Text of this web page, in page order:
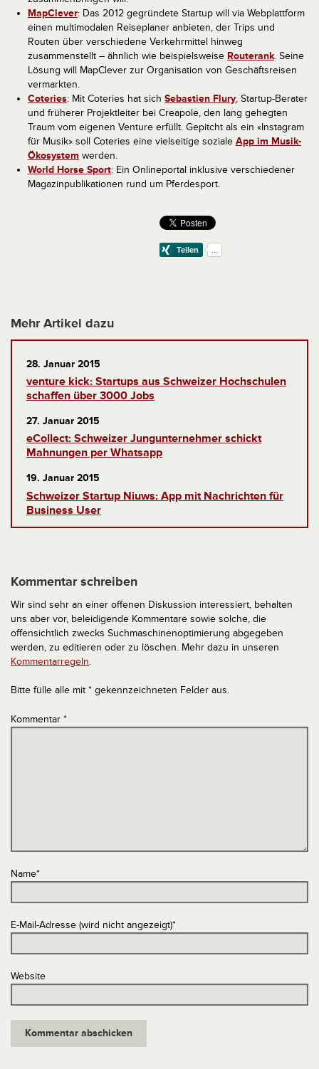
MapClever: Das 2012 gegründete Startup will via Webplattform
einen multimodalen Reiseplaner anbieten, der Trips und
Routen über verschiedene Verkehrmittel hinweg
zusammenstellt – ähnlich wie beispielsweise Routerank. Seine
Lösung will MapClever zur Organisation von Geschäftsreisen
vermarkten.
Coteries: Mit Coteries hat sich Sebastien Flury, Startup-Berater
und früherer Projektleiter bei Creapole, den lang gehegten
Traum vom eigenen Venture erfüllt. Gepitcht als ein «Instagram
für Musik» soll Coteries eine vielseitige soziale App im Musik-
Ökosystem werden.
World Horse Sport: Ein Onlineportal inklusive verschiedener
Magazinpublikationen rund um Pferdesport.
Mehr Artikel dazu
28. Januar 2015
venture kick: Startups aus Schweizer Hochschulen
schaffen über 3000 Jobs
27. Januar 2015
eCollect: Schweizer Jungunternehmer schickt
Mahnungen per Whatsapp
19. Januar 2015
Schweizer Startup Niuws: App mit Nachrichten für
Business User
Kommentar schreiben
Wir sind sehr an einer offenen Diskussion interessiert, behalten
uns aber vor, beleidigende Kommentare sowie solche, die
offensichtlich zwecks Suchmaschinenoptimierung abgegeben
werden, zu editieren oder zu löschen. Mehr dazu in unseren
Kommentarregeln.
Bitte fülle alle mit * gekennzeichneten Felder aus.
Kommentar *
Name*
E-Mail-Adresse (wird nicht angezeigt)*
Website